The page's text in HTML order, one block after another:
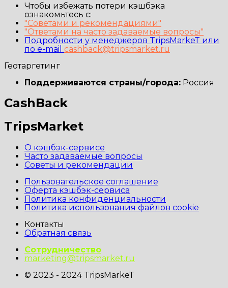
Чтобы избежать потери кэшбэка
ознакомьтесь с:
"Советами и рекомендациями"
"Ответами на часто задаваемые вопросы"
Подробности у менеджеров TripsMarkeT или
по e-mail cashback@tripsmarket.ru
Геотаргетинг
Поддерживаются страны/города: Россия
CashBack
TripsMarket
О кэшбэк-сервисе
Часто задаваемые вопросы
Советы и рекомендации
Пользовательское соглашение
Оферта кэшбэк-сервиса
Политика конфиденциальности
Политика использования файлов cookie
Контакты
Обратная связь
Сотрудничество
marketing@tripsmarket.ru
© 2023 - 2024 TripsMarkeT